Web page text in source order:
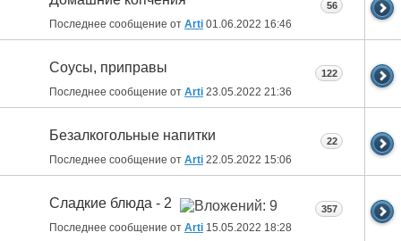
Последнее сообщение от Arti 01.06.2022 16:46
56
Соусы, приправы
Последнее сообщение от Arti 23.05.2022 21:36
122
Безалкогольные напитки
Последнее сообщение от Arti 22.05.2022 15:06
22
Сладкие блюда - 2
Последнее сообщение от Arti 15.05.2022 18:28
357